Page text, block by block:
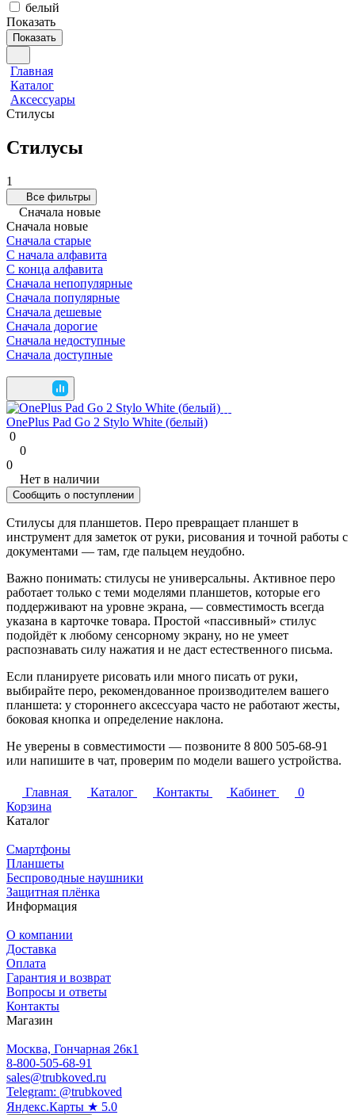
белый
Показать
Показать
Главная
Каталог
Аксессуары
Стилусы
Стилусы
1
Все фильтры
Сначала новые
Сначала новые
Сначала старые
С начала алфавита
С конца алфавита
Сначала непопулярные
Сначала популярные
Сначала дешевые
Сначала дорогие
Сначала недоступные
Сначала доступные
OnePlus Pad Go 2 Stylo White (белый)
0
0
0
Нет в наличии
Сообщить о поступлении
Стилусы для планшетов. Перо превращает планшет в
инструмент для заметок от руки, рисования и точной работы с
документами — там, где пальцем неудобно.
Важно понимать: стилусы не универсальны. Активное перо
работает только с теми моделями планшетов, которые его
поддерживают на уровне экрана, — совместимость всегда
указана в карточке товара. Простой «пассивный» стилус
подойдёт к любому сенсорному экрану, но не умеет
распознавать силу нажатия и не даст естественного письма.
Если планируете рисовать или много писать от руки,
выбирайте перо, рекомендованное производителем вашего
планшета: у стороннего аксессуара часто не работают жесты,
боковая кнопка и определение наклона.
Не уверены в совместимости — позвоните 8 800 505-68-91
или напишите в чат, проверим по модели вашего устройства.
Главная Каталог Контакты Кабинет
0
Корзина
Каталог
Смартфоны
Планшеты
Беспроводные наушники
Защитная плёнка
Информация
О компании
Доставка
Оплата
Гарантия и возврат
Вопросы и ответы
Контакты
Магазин
Москва, Гончарная 26к1
8-800-505-68-91
sales@trubkoved.ru
Telegram: @trubkoved
Яндекс.Карты ★ 5.0